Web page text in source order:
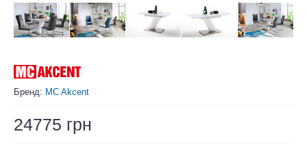
Бренд: MC Akcent
24775 грн